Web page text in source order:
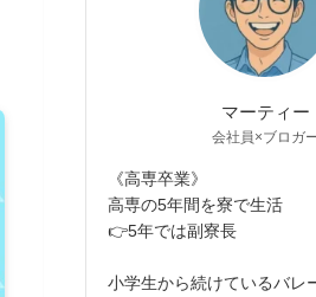
マーティー
会社員×ブロガ
《高専卒業》
高専の5年間を寮で生活
👉5年では副寮長
小学生から続けているバレ